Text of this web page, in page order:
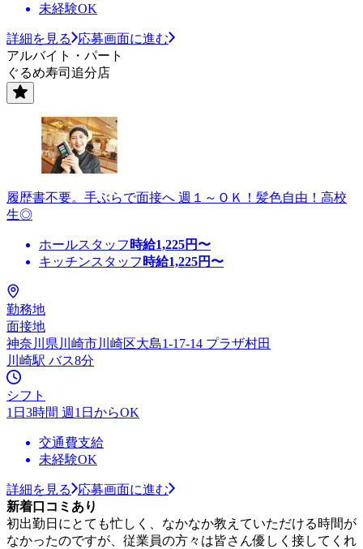
未経験OK
詳細を見る
応募画面に進む
アルバイト・パート
ぐるめ寿司追分店
履歴書不要。手ぶらで面接へ 週１～ＯＫ！髪色自由！高校
生◎
ホールスタッフ 時給1,225円〜
キッチンスタッフ 時給1,225円〜
勤務地
面接地
神奈川県川崎市川崎区大島1-17-14 プラザ村田
川崎駅 バス8分
シフト
1日3時間 週1日からOK
交通費支給
未経験OK
詳細を見る
応募画面に進む
新着口コミあり
初出勤日にとても忙しく、なかなか教えていただける時間が
なかったのですが、従業員の方々は皆さん優しく接してくれ